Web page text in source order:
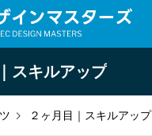
スキルアップ
２ヶ月目｜スキルアップ